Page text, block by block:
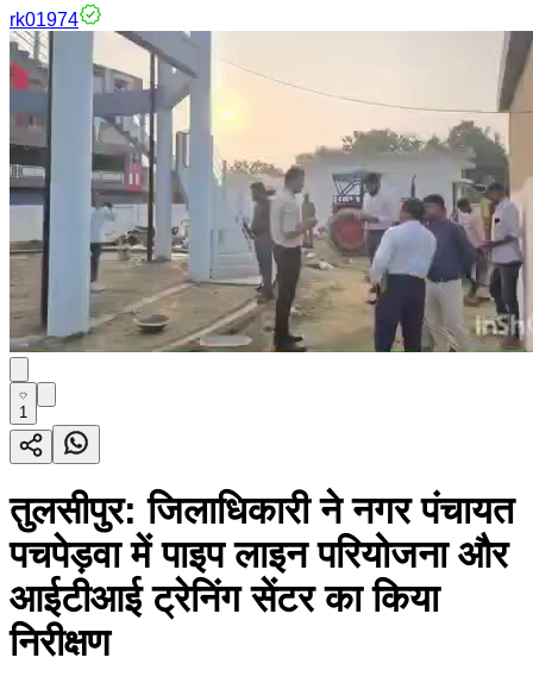
rk01974
1
तुलसीपुर: जिलाधिकारी ने नगर पंचायत
पचपेड़वा में पाइप लाइन परियोजना और
आईटीआई ट्रेनिंग सेंटर का किया
निरीक्षण